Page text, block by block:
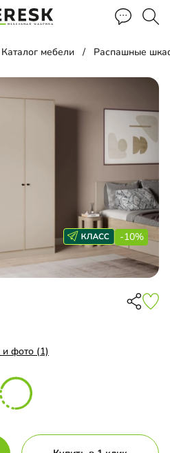
Каталог мебели Распашные
-10%
фото (1)